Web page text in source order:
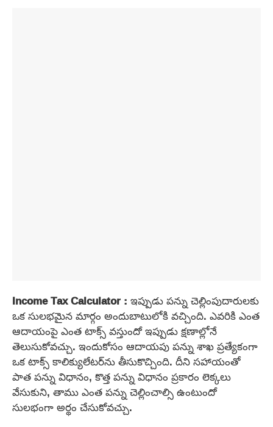
Income Tax Calculator :ఇప్పుడు పన్ను చెల్లింపుదారులకు
ఒక సులభమైన మార్గం అందుబాటులోకి వచ్చింది. ఎవరికి ఎంత
ఆదాయంపై ఎంత టాక్స్ వస్తుందో ఇప్పుడు క్షణాల్లోనే
తెలుసుకోవచ్చు. ఇందుకోసం ఆదాయపు పన్ను శాఖ ప్రత్యేకంగా
ఒక టాక్స్ కాలిక్యులేటర్‌ను తీసుకొచ్చింది. దీని సహాయంతో
పాత పన్ను విధానం, కొత్త పన్ను విధానం ప్రకారం లెక్కలు
వేసుకుని, తాము ఎంత పన్ను చెల్లించాల్సి ఉంటుందో
సులభంగా అర్థం చేసుకోవచ్చు.